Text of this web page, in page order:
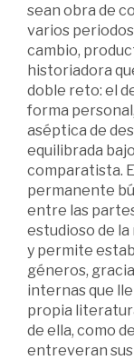
sean obra de
varios
cambio,
historiadora
doble reto: el
forma
aséptica de
equilibrada
comparatista.
permanente
entre las
estudioso de
y permite
géneros,
internas que
propia
de ella, como
entreveran